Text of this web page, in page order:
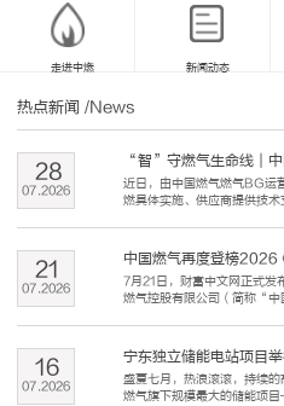
走进中燃 新闻动态
热点新闻 /News
“智”守燃气生命线｜中
近日，由中国燃气燃气BG运
燃具体实施、供应商提供技
07.2026
28
中国燃气再度登榜2026
7月21日，财富中文网正式发
燃气控股有限公司（简称“
07.2026
21
宁东独立储能电站项目
盛夏七月，热浪滚滚，持续
燃气旗下规模最大的储能项
07.2026
16